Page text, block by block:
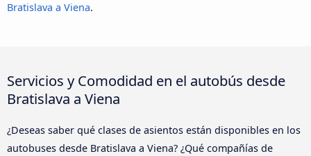
Bratislava a Viena.
Servicios y Comodidad en el autobús desde
Bratislava a Viena
¿Deseas saber qué clases de asientos están disponibles en los
autobuses desde Bratislava a Viena? ¿Qué compañías de